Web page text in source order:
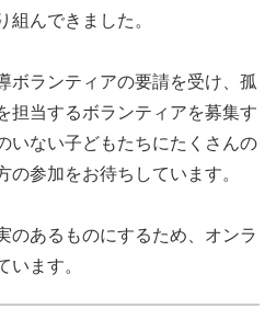
組んできました。
ボランティアの要請を受け、孤
担当するボランティアを募集す
いない子どもたちにたくさんの
参加をお待ちしています。
のあるものにするため、オンラ
います。